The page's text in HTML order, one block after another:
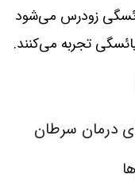
زودرس می‌شود
تجربه می‌کنند.
درمان سرطان